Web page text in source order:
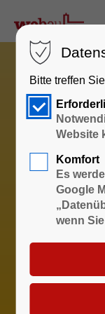
Bitte treffen
Website
Komfort
Es
Google
wenn